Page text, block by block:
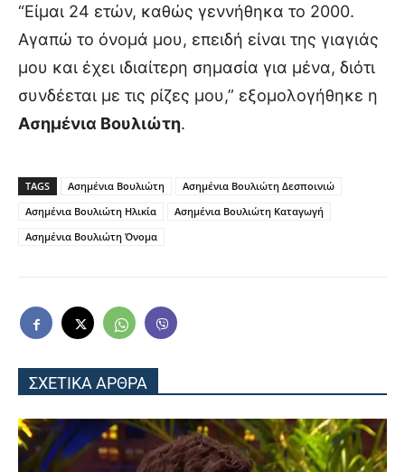
“Είμαι 24 ετών, καθώς γεννήθηκα το 2000.
Αγαπώ το όνομά μου, επειδή είναι της γιαγιάς
μου και έχει ιδιαίτερη σημασία για μένα, διότι
συνδέεται με τις ρίζες μου,” εξομολογήθηκε η
Ασημένια Βουλιώτη.
TAGS Ασημένια Βουλιώτη
Ασημένια Βουλιώτη Δεσποινιώ
Ασημένια Βουλιώτη Ηλικία
Ασημένια Βουλιώτη Καταγωγή
Ασημένια Βουλιώτη Όνομα
ΣΧΕΤΙΚΑ ΑΡΘΡΑ